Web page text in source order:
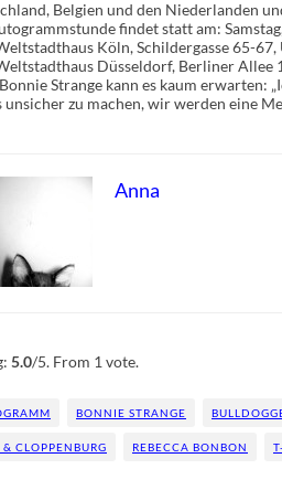
Belgien und den Niederlanden
findet statt am:
Köln, Schildergasse 65-
Düsseldorf, Berliner Allee
Strange kann es kaum erwarten:
unsicher zu machen, wir werden eine
Anna
5.0/5. From 1 vote.
BONNIE STRANGE
& CLOPPENBURG REBECCA BONBON